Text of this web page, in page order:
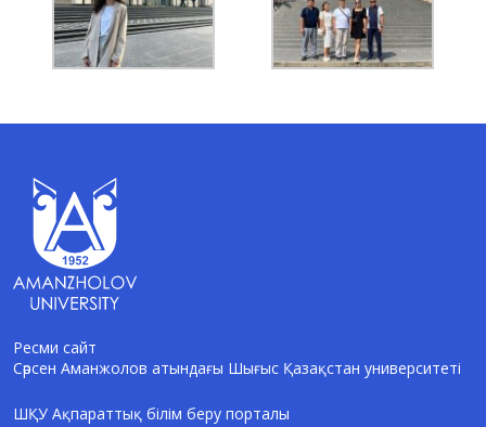
Ресми сайт
Сәрсен Аманжолов атындағы Шығыс Қазақстан университеті
ШҚУ Ақпараттық білім беру порталы
AI-Talapker